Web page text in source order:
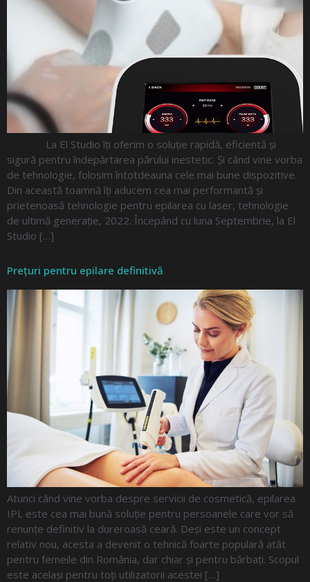
La El Studio îți oferim o soluție rapidă, eficientă și
sigură pentru îndepărtarea părului inestetic. Și când vine vorba
de tehnologie, folosim întotdeauna cele mai bune dispozitive.
Din această toamnă îți aducem cea mai performantă și
prietenoasă tehnologie pentru epilarea cu laser, tehnologie
de ultimă generație, 2022. Începând cu luna Septembrie, la El
Studio […]
Prețuri pentru epilare definitivă
Atunci când vine vorba despre servicii de cosmetică, epilarea
IPL este cea mai bună soluție pentru persoanele care vor să
renunțe definitiv la dureroasă ceară. Deși este un concept
relativ nou, acesta a devenit o tehnică foarte populară atât
pentru femeile din România, dar chiar și pentru bărbați. Scopul
este același pentru toți utilizatorii acestei […]